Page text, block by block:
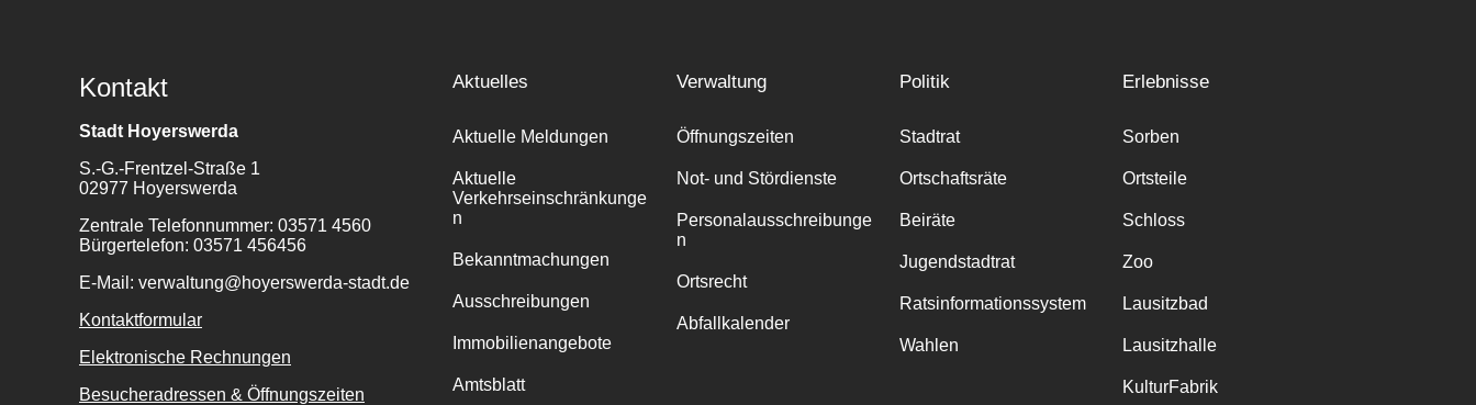
Kontakt
Stadt Hoyerswerda
S.-G.-Frentzel-Straße 1
02977 Hoyerswerda
Zentrale Telefonnummer: 03571 4560
Bürgertelefon: 03571 456456
E-Mail: verwaltung@hoyerswerda-stadt.de
Kontaktformular
Elektronische Rechnungen
Besucheradressen & Öffnungszeiten
Aktuelles
Aktuelle Meldungen
Aktuelle
Verkehrseinschränkunge
n
Bekanntmachungen
Ausschreibungen
Immobilienangebote
Amtsblatt
Verwaltung
Öffnungszeiten
Not- und Stördienste
Personalausschreibunge
n
Ortsrecht
Abfallkalender
Politik
Stadtrat
Ortschaftsräte
Beiräte
Jugendstadtrat
Ratsinformationssystem
Wahlen
Erlebnisse
Sorben
Ortsteile
Schloss
Zoo
Lausitzbad
Lausitzhalle
KulturFabrik